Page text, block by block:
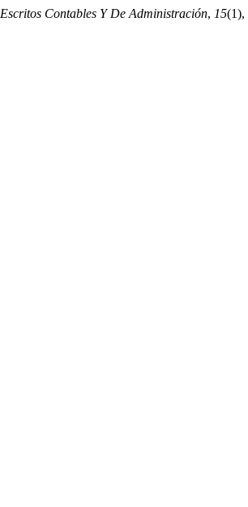
Escritos Contables Y De Administración, 15(1),